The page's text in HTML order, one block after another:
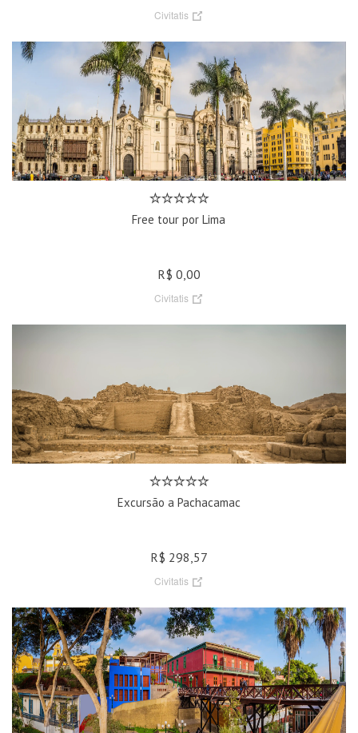
Civitatis
Free tour por Lima
R$ 0,00
Civitatis
Excursão a Pachacamac
R$ 298,57
Civitatis